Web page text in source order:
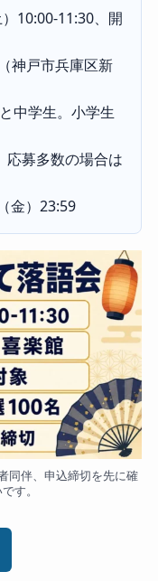
10:00-11:30、開
神戸市兵庫区新
中学生。小学生
応募多数の場合は
金）23:59
同伴、申込締切を先に確
す。